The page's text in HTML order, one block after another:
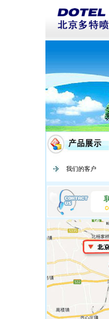
我们的客户